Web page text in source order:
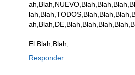
El Blah,Blah,
Responder